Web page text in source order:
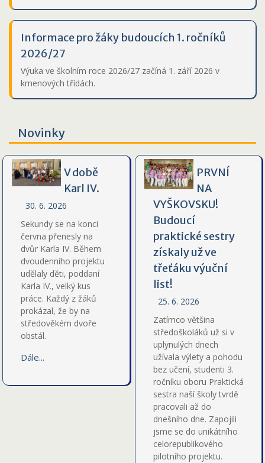
Informace pro žáky budoucích 1. ročníků
2026/27
Výuka ve školním roce 2026/27 začíná 1. září 2026 v
kmenových třídách.
Novinky
V době
Karl IV.
30. 6. 2026
Sekundy se na konci
června přenesly na
dvůr Karla IV. Během
dvoudenního projektu
udělaly děti, poddaní
Karla IV., velký kus
práce. Každý z žáků
prokázal, že by na
středověkém dvoře
obstál.
Dále...
PRVNÍ
NA
VYŠKOVSKU!
Budoucí
praktické sestry
získaly už ve
třeťáku výuční
list!
25. 6. 2026
Zatímco většina
středoškoláků už si v
uplynulých dnech
užívala výlety a pohodu
bez učení, studenti 3.
ročníku oboru Praktická
sestra naší školy tvrdě
pracovali až do
dnešního dne. Zapojili
jsme se do unikátního
celorepublikového
pilotního projektu.